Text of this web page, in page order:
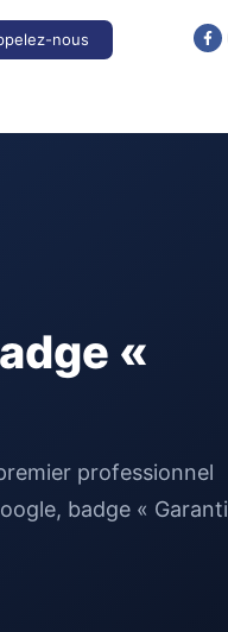
nous
«
professionnel
badge « Garanti